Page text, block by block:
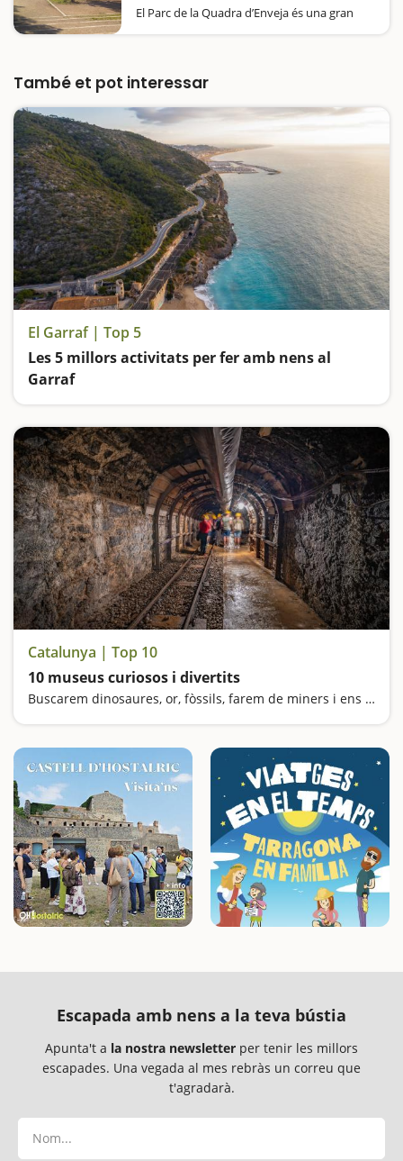
El Parc de la Quadra d’Enveja és una gran
d’Enveja, una torre de guaita que formava…
També et pot interessar
El Garraf | Top 5
Les 5 millors activitats per fer amb nens al
Garraf
Catalunya | Top 10
10 museus curiosos i divertits
Buscarem dinosaures, or, fòssils, farem de miners i ens sentirem gegants
Escapada amb nens a la teva bústia
Apunta't a la nostra newsletter per tenir les millors
escapades. Una vegada al mes rebràs un correu que
t'agradarà.